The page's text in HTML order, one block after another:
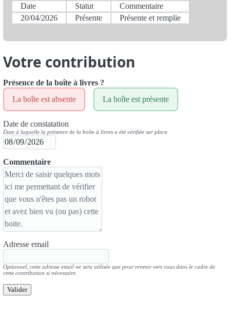
Date
Statut
Commentaire
20/04/2026
Présente Présente et remplie
Votre contribution
Présence de la boîte à livres ?
La boîte est absente
La boîte est présente
Date de constatation
Date à laquelle la présence de la boîte à livres a été vérifiée sur place
Commentaire
Adresse email
Optionnel, cette adresse email ne sera utilisée que pour revenir vers vous dans le cadre de
cette contribution si nécessaire.
Valider